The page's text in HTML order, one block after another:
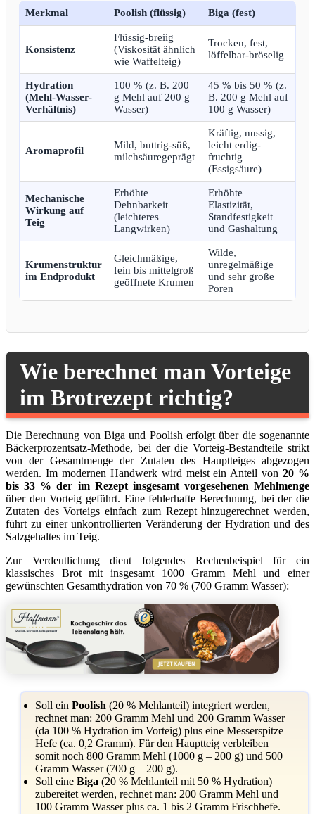
Merkmal Poolish (flüssig) Biga (fest)
Konsistenz
Flüssig-breiig
(Viskosität ähnlich
wie Waffelteig)
Trocken, fest,
löffelbar-bröselig
Hydration
(Mehl-Wasser-
Verhältnis)
100 % (z. B. 200
g Mehl auf 200 g
Wasser)
45 % bis 50 % (z.
B. 200 g Mehl auf
100 g Wasser)
Aromaprofil
Mild, buttrig-süß,
milchsäuregeprägt
Kräftig, nussig,
leicht erdig-
fruchtig
(Essigsäure)
Mechanische
Wirkung auf
Teig
Erhöhte
Dehnbarkeit
(leichteres
Langwirken)
Erhöhte
Elastizität,
Standfestigkeit
und Gashaltung
Krumenstruktur
im Endprodukt
Gleichmäßige,
fein bis mittelgroß
geöffnete Krumen
Wilde,
unregelmäßige
und sehr große
Poren
Wie berechnet man Vorteige
im Brotrezept richtig?
Die Berechnung von Biga und Poolish erfolgt über die sogenannte
Bäckerprozentsatz-Methode, bei der die Vorteig-Bestandteile strikt
von der Gesamtmenge der Zutaten des Hauptteiges abgezogen
werden. Im modernen Handwerk wird meist ein Anteil von20 %
bis 33 % der im Rezept insgesamt vorgesehenen Mehlmenge
über den Vorteig geführt. Eine fehlerhafte Berechnung, bei der die
Zutaten des Vorteigs einfach zum Rezept hinzugerechnet werden,
führt zu einer unkontrollierten Veränderung der Hydration und des
Salzgehaltes im Teig.
Zur Verdeutlichung dient folgendes Rechenbeispiel für ein
klassisches Brot mit insgesamt 1000 Gramm Mehl und einer
gewünschten Gesamthydration von 70 % (700 Gramm Wasser):
Soll ein Poolish (20 % Mehlanteil) integriert werden,
rechnet man: 200 Gramm Mehl und 200 Gramm Wasser
(da 100 % Hydration im Vorteig) plus eine Messerspitze
Hefe (ca. 0,2 Gramm). Für den Hauptteig verbleiben
somit noch 800 Gramm Mehl (1000 g – 200 g) und 500
Gramm Wasser (700 g – 200 g).
Soll eine Biga (20 % Mehlanteil mit 50 % Hydration)
zubereitet werden, rechnet man: 200 Gramm Mehl und
100 Gramm Wasser plus ca. 1 bis 2 Gramm Frischhefe.